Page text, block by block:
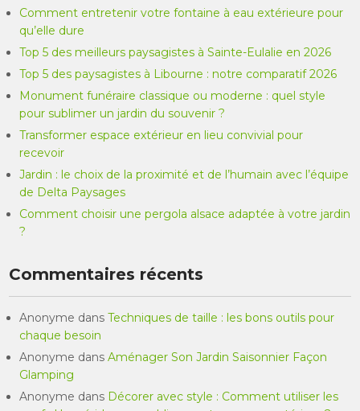
Comment entretenir votre fontaine à eau extérieure pour
qu’elle dure
Top 5 des meilleurs paysagistes à Sainte-Eulalie en 2026
Top 5 des paysagistes à Libourne : notre comparatif 2026
Monument funéraire classique ou moderne : quel style
pour sublimer un jardin du souvenir ?
Transformer espace extérieur en lieu convivial pour
recevoir
Jardin : le choix de la proximité et de l’humain avec l’équipe
de Delta Paysages
Comment choisir une pergola alsace adaptée à votre jardin
?
Commentaires récents
Anonyme dansTechniques de taille : les bons outils pour
chaque besoin
Anonyme dansAménager Son Jardin Saisonnier Façon
Glamping
Anonyme dans Décorer avec style : Comment utiliser les